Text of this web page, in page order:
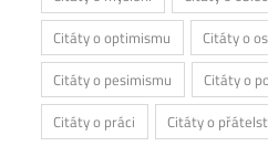
Citáty o optimismu
Citáty o
Citáty o pesimismu
Citáty o
Citáty o práci
Citáty o